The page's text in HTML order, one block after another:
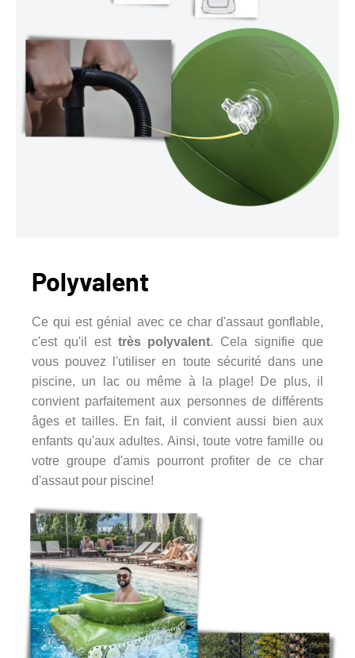
Polyvalent
Ce qui est génial avec ce char d'assaut gonflable,
c'est qu'il est très polyvalent. Cela signifie que
vous pouvez l'utiliser en toute sécurité dans une
piscine, un lac ou même à la plage! De plus, il
convient parfaitement aux personnes de différents
âges et tailles. En fait, il convient aussi bien aux
enfants qu'aux adultes. Ainsi, toute votre famille ou
votre groupe d'amis pourront profiter de ce char
d'assaut pour piscine!